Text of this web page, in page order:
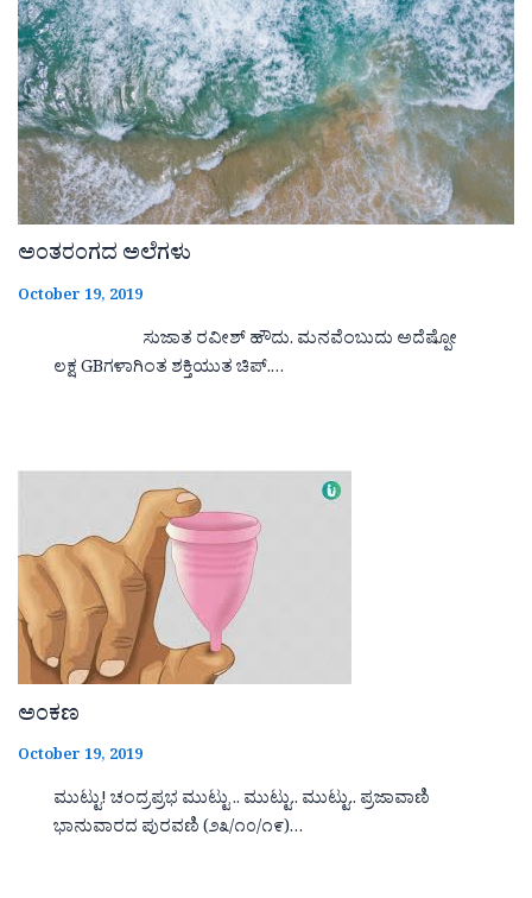
ಅಂತರಂಗದ ಅಲೆಗಳು
October 19, 2019
ಸುಜಾತ ರವೀಶ್ ಹೌದು. ಮನವೆಂಬುದು ಅದೆಷ್ಪೋ
ಲಕ್ಷ GBಗಳಾಗಿಂತ ಶಕ್ತಿಯುತ ಚಿಪ್.…
ಅಂಕಣ
October 19, 2019
ಮುಟ್ಟು! ಚಂದ್ರಪ್ರಭ ಮುಟ್ಟು .. ಮುಟ್ಟು.. ಮುಟ್ಟು.. ಪ್ರಜಾವಾಣಿ
ಭಾನುವಾರದ ಪುರವಣಿ (೨೩/೧೦/೧೯)…